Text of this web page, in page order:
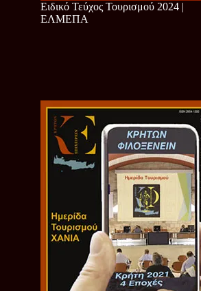
Ειδικό Τεύχος Τουρισμού 2024 |
ΕΛΜΕΠΑ